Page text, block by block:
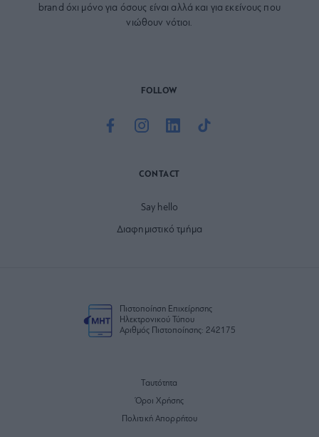
brand όχι μόνο για όσους είναι αλλά και για εκείνους που
νιώθουν νότιοι.
FOLLOW
CONTACT
Say hello
Διαφημιστικό τμήμα
Πιστοποίηση Επιχείρησης
Ηλεκτρονικού Τύπου
Αριθμός Πιστοποίησης: 242175
Ταυτότητα
Όροι Χρήσης
Πολιτική Απορρήτου